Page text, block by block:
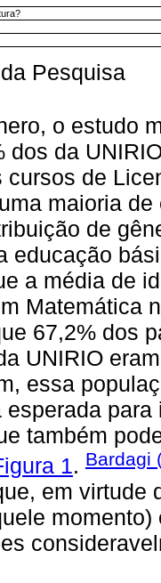
Pesquisa
o estudo
dos da
cursos de
maioria
de
educação
a média de
Matemática
67,2% dos
UNIRIO
essa
esperada
também
1. Bardagi
em virtude